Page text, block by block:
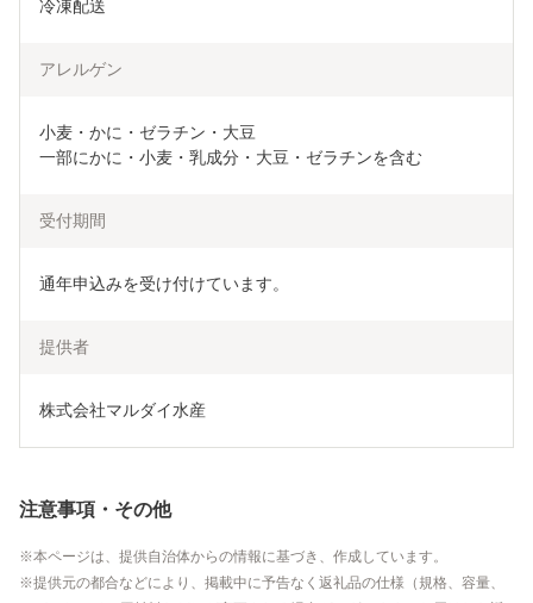
冷凍配送
アレルゲン
小麦・かに・ゼラチン・大豆
一部にかに・小麦・乳成分・大豆・ゼラチンを含む
受付期間
通年申込みを受け付けています。
提供者
株式会社マルダイ水産
注意事項・その他
本ページは、提供自治体からの情報に基づき、作成しています。
提供元の都合などにより、掲載中に予告なく返礼品の仕様（規格、容量、